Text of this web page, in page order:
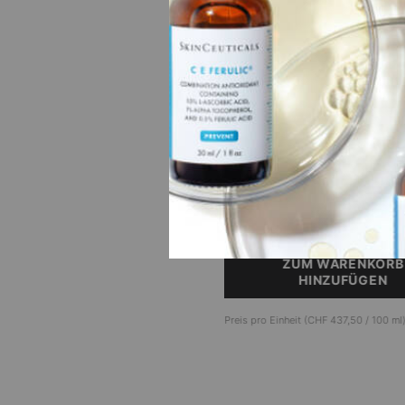
A.G.E. Interrupter Advanced
Anti-Falten-Creme
4.0 (1282)
One size onlyfor A.G.E. Interrupter
48 ml
CHF 210,00
ZUM WARENKORB
HINZUFÜGEN
Preis pro Einheit (CHF 437,50 / 100 ml)